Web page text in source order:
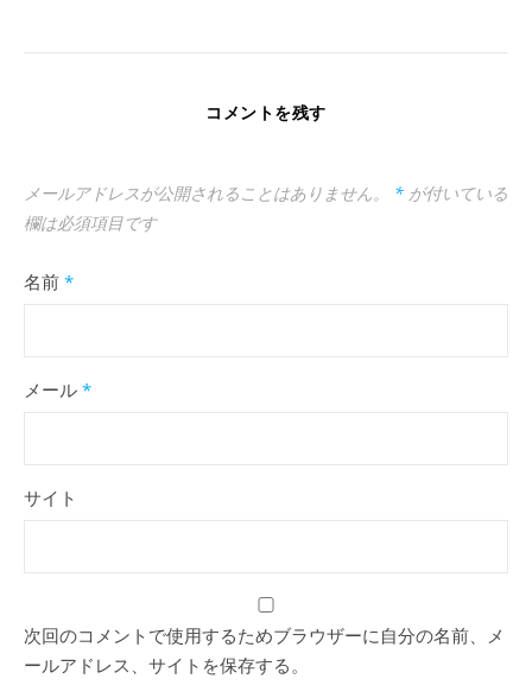
コメントを残す
メールアドレスが公開されることはありません。 * が付いている
欄は必須項目です
名前 *
メール *
サイト
次回のコメントで使用するためブラウザーに自分の名前、メ
ールアドレス、サイトを保存する。